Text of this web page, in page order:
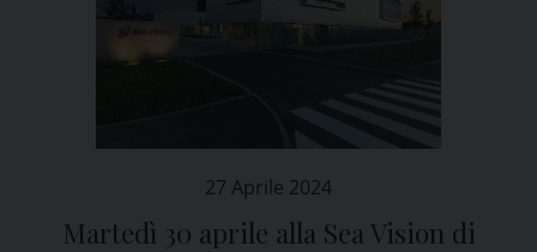
27 Aprile 2024
Martedì 30 aprile alla Sea Vision di